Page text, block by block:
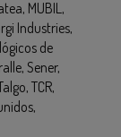
MUBIL,
Industries,
de
Sener,
TCR,